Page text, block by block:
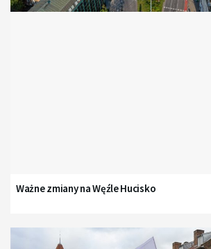
Ważne zmiany na Węźle Hucisko